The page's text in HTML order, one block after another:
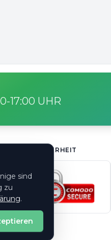
17:00 UHR
SICHERHEIT
sind
zu
.